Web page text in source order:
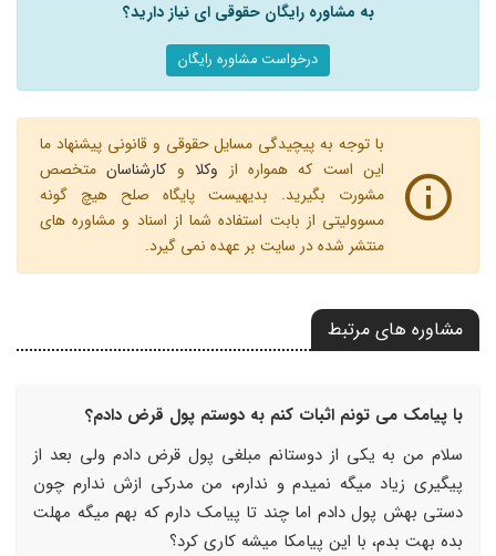
به مشاوره رایگان حقوقی ای نیاز دارید؟
درخواست مشاوره رایگان
با توجه به پیچیدگی مسایل حقوقی و قانونی پیشنهاد ما
این است که همواره از وکلاو کارشناسانمتخصص
مشورت بگیرید. بدیهیست پایگاه صلح هیچ گونه
مسوولیتی از بابت استفاده شما از اسناد و مشاوره های
منتشر شده در سایت بر عهده نمی گیرد.
مشاوره های مرتبط
با پیامک می تونم اثبات کنم به دوستم پول قرض دادم؟
سلام من به یکی از دوستانم مبلغی پول قرض دادم ولی بعد از
پیگیری زیاد میگه نمیدم و ندارم، من مدرکی ازش ندارم چون
دستی بهش پول دادم اما چند تا پیامک دارم که بهم میگه مهلت
بده بهت بدم، با این پیامکا میشه کاری کرد؟